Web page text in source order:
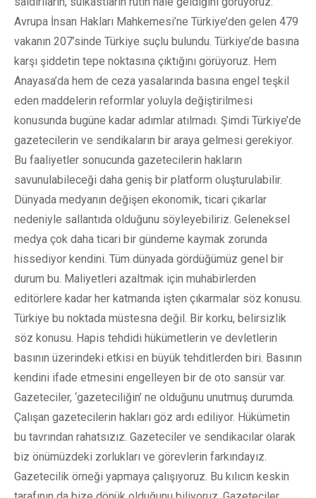
Avrupa İnsan Hakları Mahkemesi’ne Türkiye’den gelen 479
vakanın 207’sinde Türkiye suçlu bulundu. Türkiye’de basına
karşı şiddetin tepe noktasına çıktığını görüyoruz. Hem
Anayasa’da hem de ceza yasalarında basına engel teşkil
eden maddelerin reformlar yoluyla değiştirilmesi
konusunda bugüne kadar adımlar atılmadı. Şimdi Türkiye’de
gazetecilerin ve sendikaların bir araya gelmesi gerekiyor.
Bu faaliyetler sonucunda gazetecilerin hakların
savunulabileceği daha geniş bir platform oluşturulabilir.
Dünyada medyanın değişen ekonomik, ticari çıkarlar
nedeniyle sallantıda olduğunu söyleyebiliriz. Geleneksel
medya çok daha ticari bir gündeme kaymak zorunda
hissediyor kendini. Tüm dünyada gördüğümüz genel bir
durum bu. Maliyetleri azaltmak için muhabirlerden
editörlere kadar her katmanda işten çıkarmalar söz konusu.
Türkiye bu noktada müstesna değil. Bir korku, belirsizlik
söz konusu. Hapis tehdidi hükümetlerin ve devletlerin
basının üzerindeki etkisi en büyük tehditlerden biri. Basının
kendini ifade etmesini engelleyen bir de oto sansür var.
Gazeteciler, ‘gazeteciliğin’ ne olduğunu unutmuş durumda.
Çalışan gazetecilerin hakları göz ardı ediliyor. Hükümetin
bu tavrından rahatsızız. Gazeteciler ve sendikacılar olarak
biz önümüzdeki zorlukları ve görevlerin farkındayız.
Gazetecilik örneği yapmaya çalışıyoruz. Bu kılıcın keskin